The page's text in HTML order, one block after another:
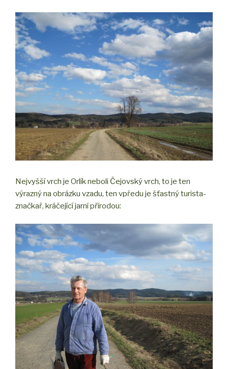
Nejvyšší vrch je Orlík neboli Čejovský vrch, to je ten
výrazný na obrázku vzadu, ten vpředu je šťastný turista-
značkař, kráčející jarní přírodou: